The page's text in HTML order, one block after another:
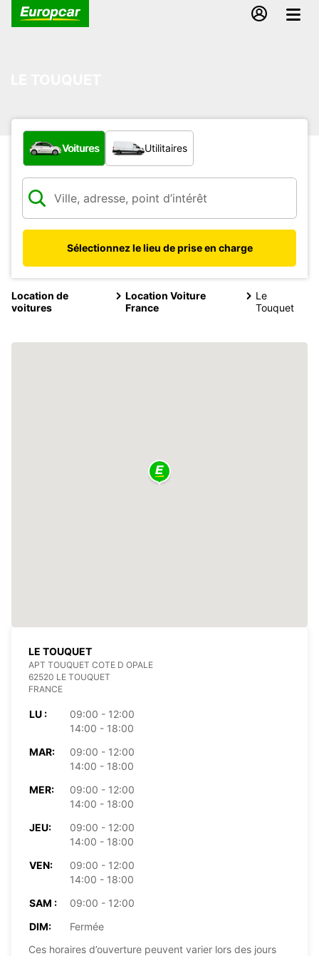
Quel type de véhicule ?
Voitures Utilitaires
Sélectionnez le lieu de prise en charge
Location de
voitures
Location Voiture
France
Le
Touquet
LE TOUQUET
APT TOUQUET COTE D OPALE
62520 LE TOUQUET
FRANCE
LU :
09:00 - 12:00
14:00 - 18:00
MAR:
09:00 - 12:00
14:00 - 18:00
MER:
09:00 - 12:00
14:00 - 18:00
JEU:
09:00 - 12:00
14:00 - 18:00
VEN:
09:00 - 12:00
14:00 - 18:00
SAM :
09:00 - 12:00
DIM:
Fermée
Ces horaires d’ouverture peuvent varier lors des jours